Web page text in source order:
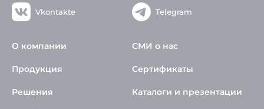
Vkontakte Telegram
О компании
Продукция
Решения
СМИ о нас
Сертификаты
Каталоги и презентации